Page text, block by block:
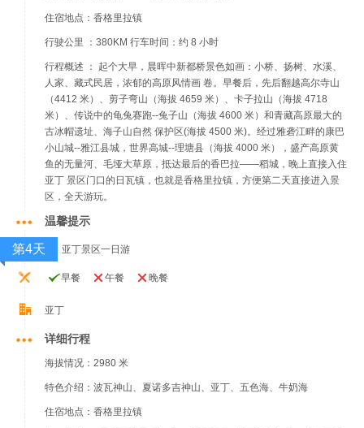
住宿地点：香格里拉镇
行驶公里 ：380KM 行车时间：约 8 小时
行程概述 ： 起个大早，晨晖中新都桥景色如画：小桥、扬树、水溪、
人家、藏式民居，浓郁的高原风情画 卷。早餐后，先后翻越高尔寺山
（4412 米）、剪子弯山（海拔 4659 米）、卡子拉山（海拔 4718
米）、传说中的龟兔赛跑--兔子山（海拔 4600 米）和青藏高原最大的
古冰帽遗址、海子山自然 保护区(海拔 4500 米)。经过雅砻江畔的康巴
小山城--雅江县城，世界高城--理塘县（海拔 4000 米），盛产高原黄
鱼的无量河、毛垭大草原，抵达最后的香巴拉——稻城，晚上直接入住
亚丁 景区门口的日瓦镇，也就是香格里拉镇，方便第二天直接进入景
区，全天游玩。
温馨提示
第4天 亚丁景区一日游
早餐 午餐 晚餐
亚丁
详细行程
海拔情况：2980 米
特色介绍：波瓦神山、夏诺多吉神山、亚丁、五色海、牛奶海
住宿地点：香格里拉镇